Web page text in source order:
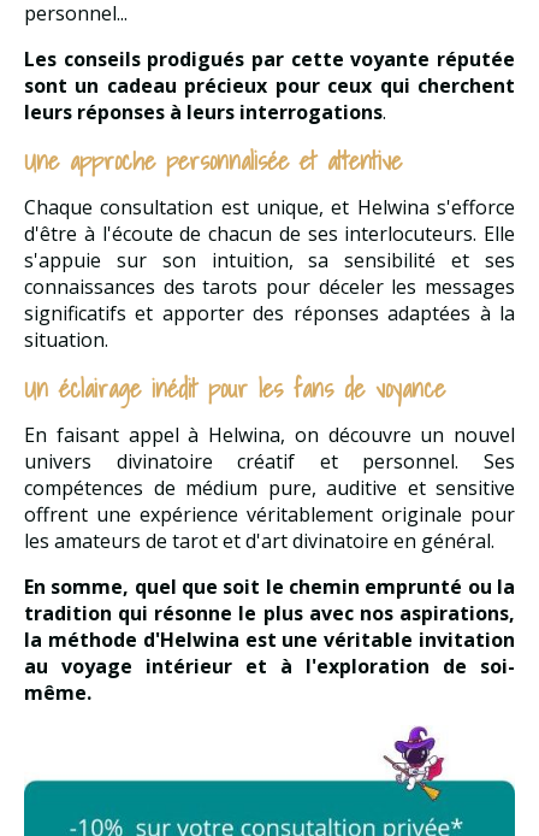
personnel...
Les conseils prodigués par cette voyante réputée
sont un cadeau précieux pour ceux qui cherchent
leurs réponses à leurs interrogations.
Une approche personnalisée et attentive
Chaque consultation est unique, et Helwina s'efforce
d'être à l'écoute de chacun de ses interlocuteurs. Elle
s'appuie sur son intuition, sa sensibilité et ses
connaissances des tarots pour déceler les messages
significatifs et apporter des réponses adaptées à la
situation.
Un éclairage inédit pour les fans de voyance
En faisant appel à Helwina, on découvre un nouvel
univers divinatoire créatif et personnel. Ses
compétences de médium pure, auditive et sensitive
offrent une expérience véritablement originale pour
les amateurs de tarot et d'art divinatoire en général.
En somme, quel que soit le chemin emprunté ou la
tradition qui résonne le plus avec nos aspirations,
la méthode d'Helwina est une véritable invitation
au voyage intérieur et à l'exploration de soi-
même.